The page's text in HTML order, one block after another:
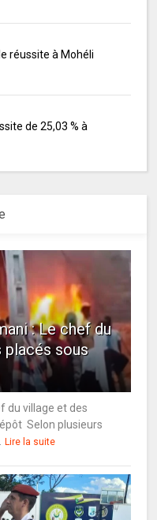
réussite à Mohéli
de 25,03 % à
: Le chef du
placés sous
du village et des
Selon plusieurs
Lire la suite